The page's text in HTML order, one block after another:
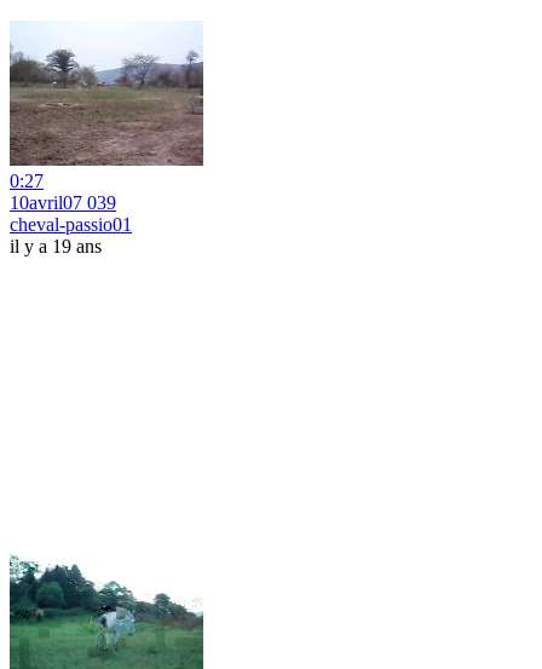
0:27
10avril07 039
cheval-passio01
il y a 19 ans